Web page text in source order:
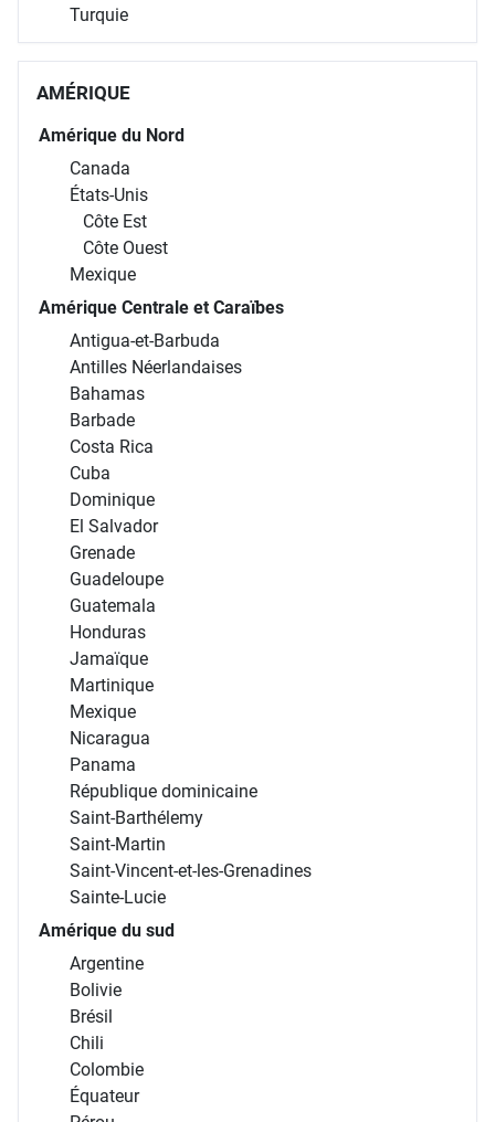
Turquie
AMÉRIQUE
Amérique du Nord
Canada
États-Unis
Côte Est
Côte Ouest
Mexique
Amérique Centrale et Caraïbes
Antigua-et-Barbuda
Antilles Néerlandaises
Bahamas
Barbade
Costa Rica
Cuba
Dominique
El Salvador
Grenade
Guadeloupe
Guatemala
Honduras
Jamaïque
Martinique
Mexique
Nicaragua
Panama
République dominicaine
Saint-Barthélemy
Saint-Martin
Saint-Vincent-et-les-Grenadines
Sainte-Lucie
Amérique du sud
Argentine
Bolivie
Brésil
Chili
Colombie
Équateur